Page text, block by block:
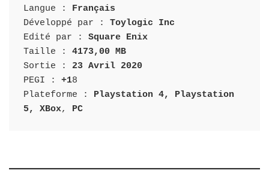
Langue :
Français
Développé par : Toylogic Inc
Edité par : Square Enix
Taille : 4173,00 MB
Sortie :
23 Avril 2020
PEGI :
+18
Plateforme :
Playstation 4, Playstation
5, XBox, PC